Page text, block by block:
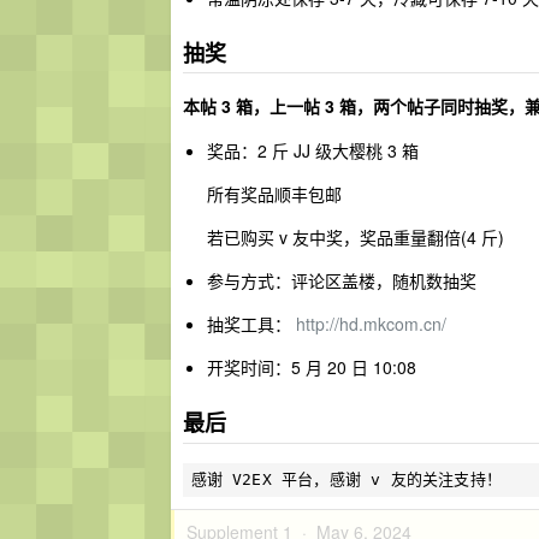
抽奖
本帖 3 箱，上一帖 3 箱，两个帖子同时抽奖，
奖品：2 斤 JJ 级大樱桃 3 箱
所有奖品顺丰包邮
若已购买 v 友中奖，奖品重量翻倍(4 斤)
参与方式：评论区盖楼，随机数抽奖
抽奖工具： http://hd.mkcom.cn/
开奖时间：5 月 20 日 10:08
最后
Supplement 1 · May 6, 2024